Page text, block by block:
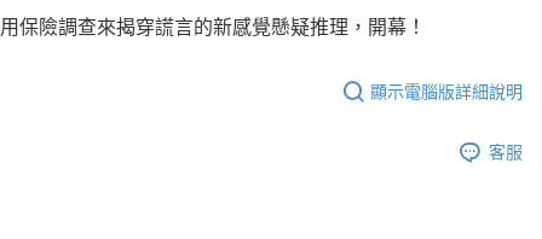
用保險調查來揭穿謊言的新感覺懸疑推理，開幕！
顯示電腦版詳細說明
客服